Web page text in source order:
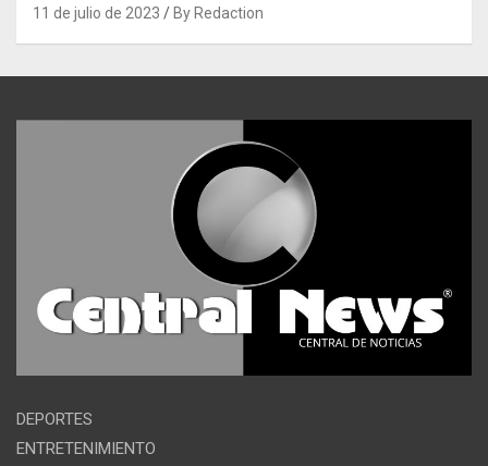
11 de julio de 2023 By Redaction
DEPORTES
ENTRETENIMIENTO